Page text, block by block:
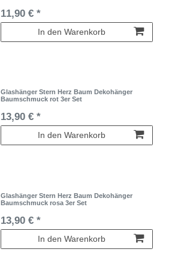
11,90 € *
In den Warenkorb
Glashänger Stern Herz Baum Dekohänger
Baumschmuck rot 3er Set
13,90 € *
In den Warenkorb
Glashänger Stern Herz Baum Dekohänger
Baumschmuck rosa 3er Set
13,90 € *
In den Warenkorb